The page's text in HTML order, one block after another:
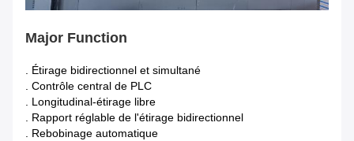
Major Function
. Étirage bidirectionnel et simultané
. Contrôle central de PLC
. Longitudinal-étirage libre
. Rapport réglable de l'étirage bidirectionnel
. Rebobinage automatique